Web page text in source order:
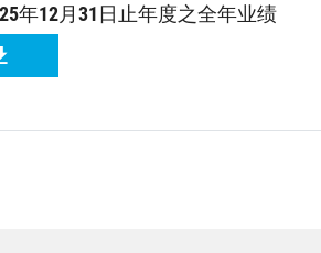
年12月31日止年度之全年业绩